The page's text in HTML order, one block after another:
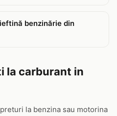
benzinărie din
la carburant in
la benzina sau motorina